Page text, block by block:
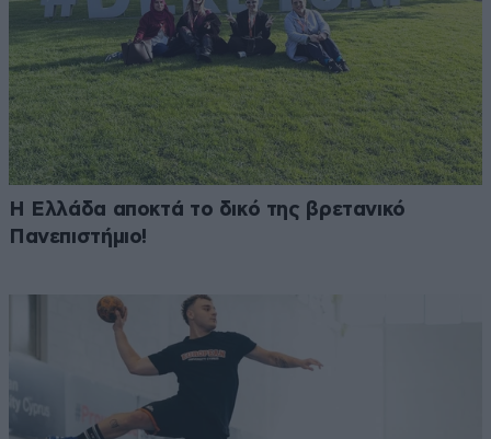
Η Ελλάδα αποκτά το δικό της βρετανικό
Πανεπιστήμιο!